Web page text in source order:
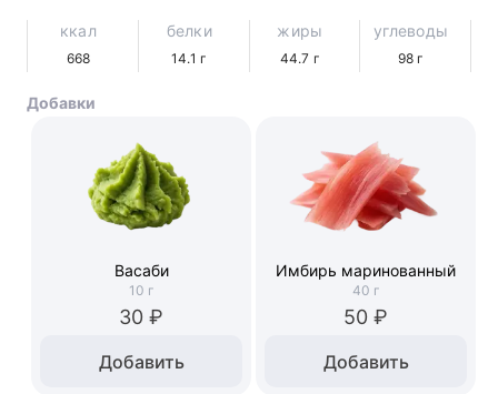
ккал
668
белки
14.1 г
жиры
44.7 г
углеводы
98 г
Добавки
Васаби
10 г
30 ₽
Добавить
Имбирь маринованный
40 г
50 ₽
Добавить